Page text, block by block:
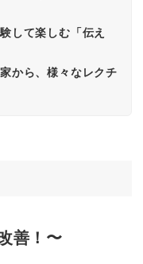
して楽しむ「伝え
から、様々なレクチ
善！〜